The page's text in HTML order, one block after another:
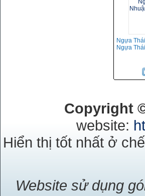
Ngựa
Ngựa
Copyright
website:
Hiển thị tốt nhất ở
Website sử dụng